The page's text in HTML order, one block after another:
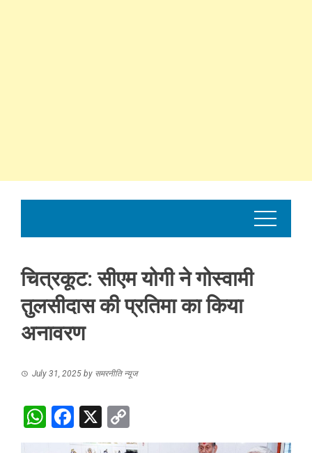
चित्रकूट: सीएम योगी ने गोस्वामी
तुलसीदास की प्रतिमा का किया
अनावरण
July 31, 2025 by समरनीति न्यूज
WhatsApp
Facebook
X
Link